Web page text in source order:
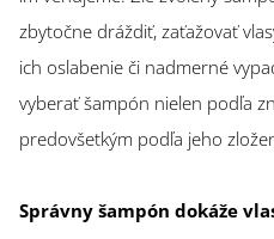
zbytočne dráždiť, zaťažovať
ich oslabenie či nadmerné
vyberať šampón nielen podľa
predovšetkým podľa jeho
Správny šampón dokáže